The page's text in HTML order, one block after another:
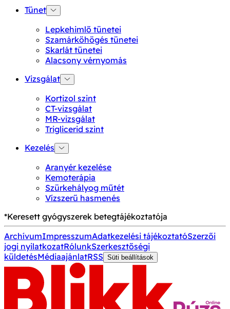
Tünet
Lepkehimlő tünetei
Szamárköhögés tünetei
Skarlát tünetei
Alacsony vérnyomás
Vizsgálat
Kortizol szint
CT-vizsgálat
MR-vizsgálat
Triglicerid szint
Kezelés
Aranyér kezelése
Kemoterápia
Szürkehályog műtét
Vízszerű hasmenés
*Keresett gyógyszerek betegtájékoztatója
ArchívumImpresszumAdatkezelési tájékoztatóSzerzői
jogi nyilatkozatRólunkSzerkesztőségi
küldetésMédiaajánlatRSS Süti beállítások